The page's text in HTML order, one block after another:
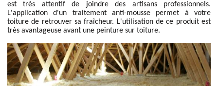
est très attentif de joindre des artisans professionnels.
L'application d'un traitement anti-mousse permet à votre
toiture de retrouver sa fraîcheur. L'utilisation de ce produit est
très avantageuse avant une peinture sur toiture.